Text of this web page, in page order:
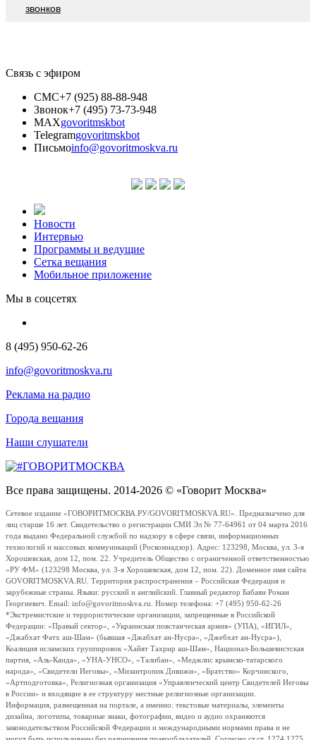
звонков
Связь с эфиром
СМС+7 (925) 88-88-948
Звонок+7 (495) 73-73-948
MAXgovoritmskbot
Telegramgovoritmskbot
Письмоinfo@govoritmoskva.ru
Новости
Интервью
Программы и ведущие
Сетка вещания
Мобильное приложение
Мы в соцсетях
8 (495) 950-62-26
info@govoritmoskva.ru
Реклама на радио
Города вещания
Наши слушатели
Все права защищены. 2014-2026 © «Говорит Москва»
Сетевое издание «ГОВОРИТМОСКВА.РУ/GOVORITMOSKVA.RU». Предназначено для
лиц старше 16 лет. Свидетельство о регистрации СМИ Эл № 77-64961 от 04 марта 2016
года выдано Федеральной службой по надзору в сфере связи, информационных
технологий и массовых коммуникаций (Роскомнадзор). Адрес: 123298, Москва, ул. 3-я
Хорошевская, дом 12, пом. 22. Учредитель Общество с ограниченной ответственностью
«РУ ФМ» (123298 Москва, ул. 3-я Хорошевская, дом 12, пом. 22). Доменное имя сайта
GOVORITMOSKVA.RU. Территория распространения – Российская Федерация и
зарубежные страны. Языки: русский и английский. Главный редактор Бабаян Роман
Георгиевич. Email: info@govoritmoskva.ru. Номер телефона: +7 (495) 950-62-26
*Экстремистские и террористические организации, запрещенные в Российской
Федерации: «Правый сектор», «Украинская повстанческая армия» (УПА), «ИГИЛ»,
«Джабхат Фатх аш-Шам» (бывшая «Джабхат ан-Нусра», «Джебхат ан-Нусра»),
Коалиция исламских группировок «Хайят Тахрир аш-Шам», Национал-Большевистская
партия, «Аль-Каида», «УНА-УНСО», «Талибан», «Меджлис крымско-татарского
народа», «Свидетели Иеговы», «Мизантропик Дивижн», «Братство» Корчинского,
«Артподготовка», Религиозная организация «Управленческий центр Свидетелей Иеговы
в России» и входящие в ее структуру местные религиозные организации.
Информация, размещенная на портале, а именно: текстовые материалы, элементы
дизайна, логотипы, товарные знаки, фотографии, видео и аудио охраняются
законодательством Российской Федерации и международными нормами права и не